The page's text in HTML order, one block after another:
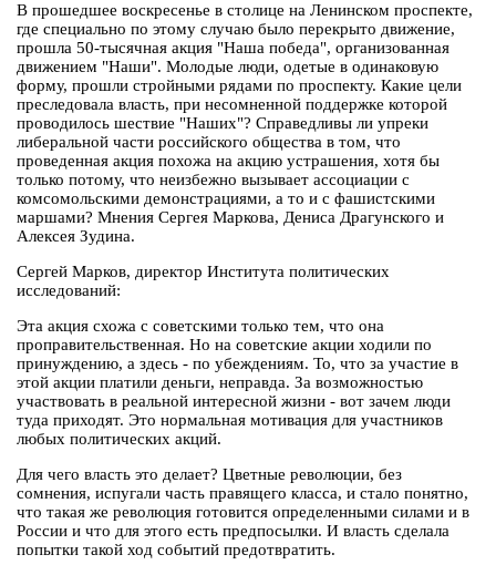
В прошедшее воскресенье в столице на Ленинском проспекте,
где специально по этому случаю было перекрыто движение,
прошла 50-тысячная акция "Наша победа", организованная
движением "Наши". Молодые люди, одетые в одинаковую
форму, прошли стройными рядами по проспекту. Какие цели
преследовала власть, при несомненной поддержке которой
проводилось шествие "Наших"? Справедливы ли упреки
либеральной части российского общества в том, что
проведенная акция похожа на акцию устрашения, хотя бы
только потому, что неизбежно вызывает ассоциации с
комсомольскими демонстрациями, а то и с фашистскими
маршами? Мнения Сергея Маркова, Дениса Драгунского и
Алексея Зудина.
Сергей Марков, директор Института политических
исследований:
Эта акция схожа с советскими только тем, что она
проправительственная. Но на советские акции ходили по
принуждению, а здесь - по убеждениям. То, что за участие в
этой акции платили деньги, неправда. За возможностью
участвовать в реальной интересной жизни - вот зачем люди
туда приходят. Это нормальная мотивация для участников
любых политических акций.
Для чего власть это делает? Цветные революции, без
сомнения, испугали часть правящего класса, и стало понятно,
что такая же революция готовится определенными силами и в
России и что для этого есть предпосылки. И власть сделала
попытки такой ход событий предотвратить.